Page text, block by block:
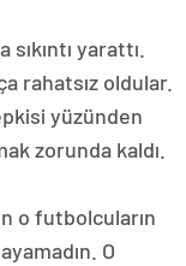
yarattı.
rahatsız oldular.
yüzünden
zorunda kaldı.
o futbolcuların
O